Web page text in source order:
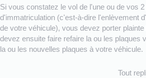
Si vous constatez le vol de l'une ou de vos 2
d'immatriculation (c'est-à-dire l'enlèvement
de votre véhicule), vous devez porter
devez ensuite faire refaire la ou les plaques
la ou les nouvelles plaques à votre véhicule.
Tout